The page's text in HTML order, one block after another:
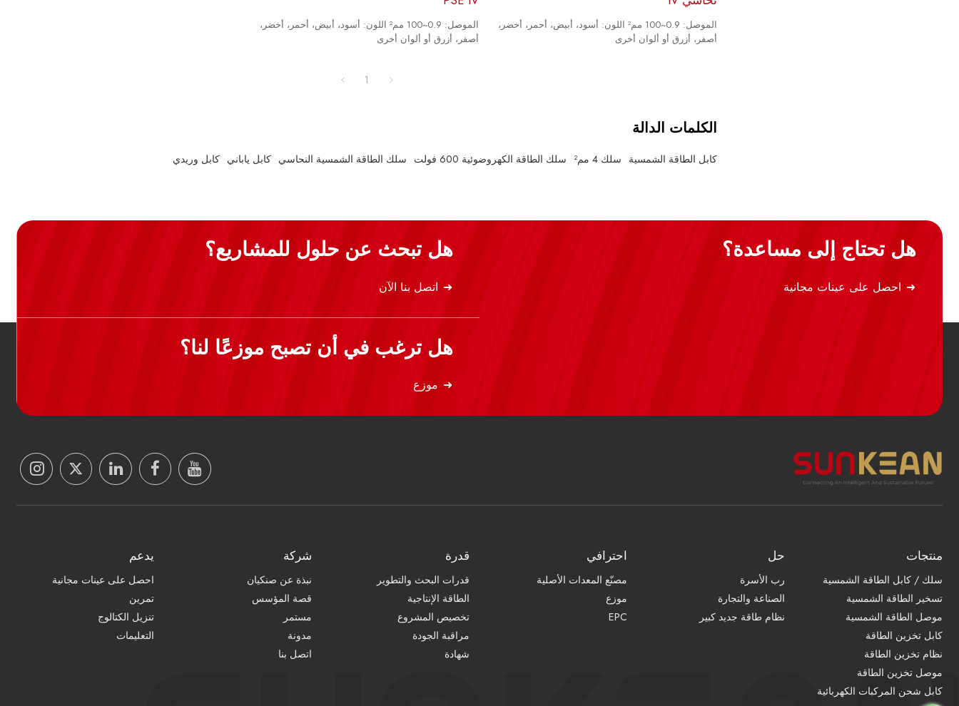
الموصل: 0.9~100 مم² اللون: أسود، أبيض، أحمر، أخضر،
أصفر، أزرق أو ألوان أخرى
الموصل: 0.9~100 مم² اللون: أسود، أبيض، أحمر، أخضر،
أصفر، أزرق أو ألوان أخرى
1
الكلمات الدالة
كابل الطاقة الشمسية سلك 4 مم² سلك الطاقة الكهروضوئية 600 فولت سلك الطاقة الشمسية النحاسي كابل ياباني كابل وريدي
هل تحتاج إلى مساعدة؟
احصل على عينات مجانية
هل تبحث عن حلول للمشاريع؟
اتصل بنا الآن
هل ترغب في أن تصبح موزعًا لنا؟
موزع
منتجات
سلك / كابل الطاقة الشمسية
تسخير الطاقة الشمسية
موصل الطاقة الشمسية
كابل تخزين الطاقة
نظام تخزين الطاقة
موصل تخزين الطاقة
كابل شحن المركبات الكهربائية
حل
رب الأسرة
الصناعة والتجارة
نظام طاقة جديد كبير
احترافي
مصنّع المعدات الأصلية
موزع
EPC
قدرة
قدرات البحث والتطوير
الطاقة الإنتاجية
تخصيص المشروع
مراقبة الجودة
شهادة
شركة
نبذة عن صنكيان
قصة المؤسس
مستمر
مدونة
اتصل بنا
يدعم
احصل على عينات مجانية
تمرين
تنزيل الكتالوج
التعليمات